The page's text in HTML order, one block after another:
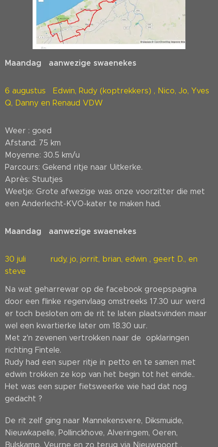
Maandag aanwezige swaenekes
6 augustus Edwin, Rudy (koptrekkers) , Nico, Jo, Yves
Q, Danny en Renaud VDW
Weer : goed
Afstand: 75 km
Moyenne: 30.5 km/u
Parcours: Gekend ritje naar Uitkerke.
Après: Stuutjes
Weetje: Grote afwezige was onze voorzitter die met
een Anderlecht-KVO-kater te maken had.
Maandag aanwezige swaenekes
30 juli rudy, jo, jorrit, brian, edwin , geert D., en
steve
Na wat geharrewar op de facebook groepspagina
door een flinke regenvlaag omstreeks 17.30 uur werd
er toch besloten om de rit te laten plaatsvinden maar
wel een kwartierke later om 18.30 uur.
Met z'n zevenen vertrokken naar de opklaringen
richting Fintele.
Rudy had een super ritje in petto en te samen met
edwin trokken ze kop van het begin tot het einde..
Het was een super fietsweerke wie had dat nog
gedacht ?
De rit zelf ging naar Mannekensvere, Diksmuide,
Nieuwkapelle, Pollinckhove, Alveringem, Oeren,
Bulskamp, Veurne en zo terug via Nieuwpoort .